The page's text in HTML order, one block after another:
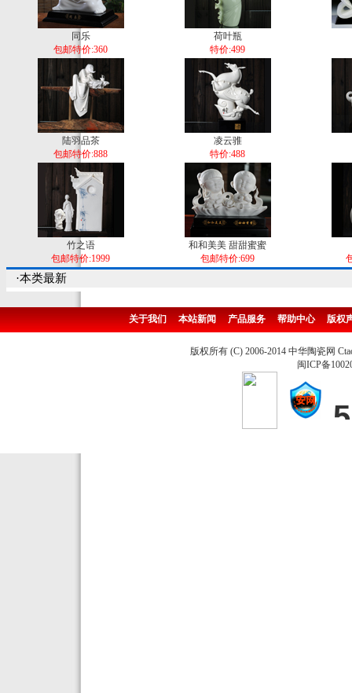
同乐
包邮特价:360
荷叶瓶
特价:499
陆羽品茶
包邮特价:888
凌云骓
特价:488
竹之语
包邮特价:1999
和和美美 甜甜蜜蜜
包邮特价:699
·本类最新
关于我们 本站新闻 产品服务 帮助中心 版权
版权所有 (C) 2006-2014 中华陶瓷网
闽ICP备